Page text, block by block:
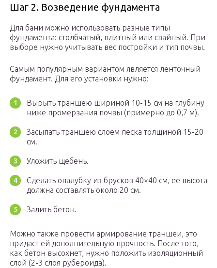
Шаг 2. Возведение фундамента
Для бани можно использовать разные типы
фундамента: столбчатый, плитный или свайный. При
выборе нужно учитывать вес постройки и тип почвы.
Самым популярным вариантом является ленточный
фундамент. Для его установки нужно:
Вырыть траншею шириной 10-15 см на глубину
ниже промерзания почвы (примерно до 0,7 м).
Засыпать траншею слоем песка толщиной 15-20
см.
Уложить щебень.
Сделать опалубку из брусков 40×40 см, ее высота
должна составлять около 20 см.
Залить бетон.
Можно также провести армирование траншеи, это
придаст ей дополнительную прочность. После того,
как бетон высохнет, нужно положить изоляционный
слой (2-3 слоя рубероида).